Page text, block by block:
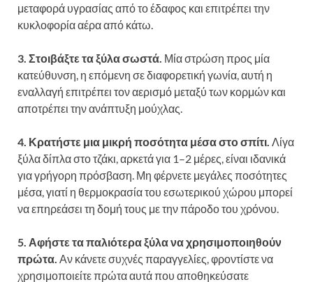
μεταφορά υγρασίας από το έδαφος και επιτρέπει την
κυκλοφορία αέρα από κάτω.
3. Στοιβάξτε τα ξύλα σωστά. Μία στρώση προς μία
κατεύθυνση, η επόμενη σε διαφορετική γωνία, αυτή η
εναλλαγή επιτρέπει τον αερισμό μεταξύ των κορμών και
αποτρέπει την ανάπτυξη μούχλας.
4. Κρατήστε μια μικρή ποσότητα μέσα στο σπίτι. Λίγα
ξύλα δίπλα στο τζάκι, αρκετά για 1–2 μέρες, είναι ιδανικά
για γρήγορη πρόσβαση. Μη φέρνετε μεγάλες ποσότητες
μέσα, γιατί η θερμοκρασία του εσωτερικού χώρου μπορεί
να επηρεάσει τη δομή τους με την πάροδο του χρόνου.
5. Αφήστε τα παλιότερα ξύλα να χρησιμοποιηθούν
πρώτα. Αν κάνετε συχνές παραγγελίες, φροντίστε να
χρησιμοποιείτε πρώτα αυτά που αποθηκεύσατε